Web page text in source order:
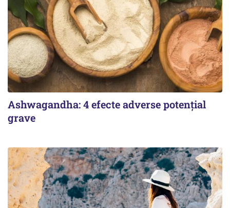
Ashwagandha: 4 efecte adverse potențial
grave